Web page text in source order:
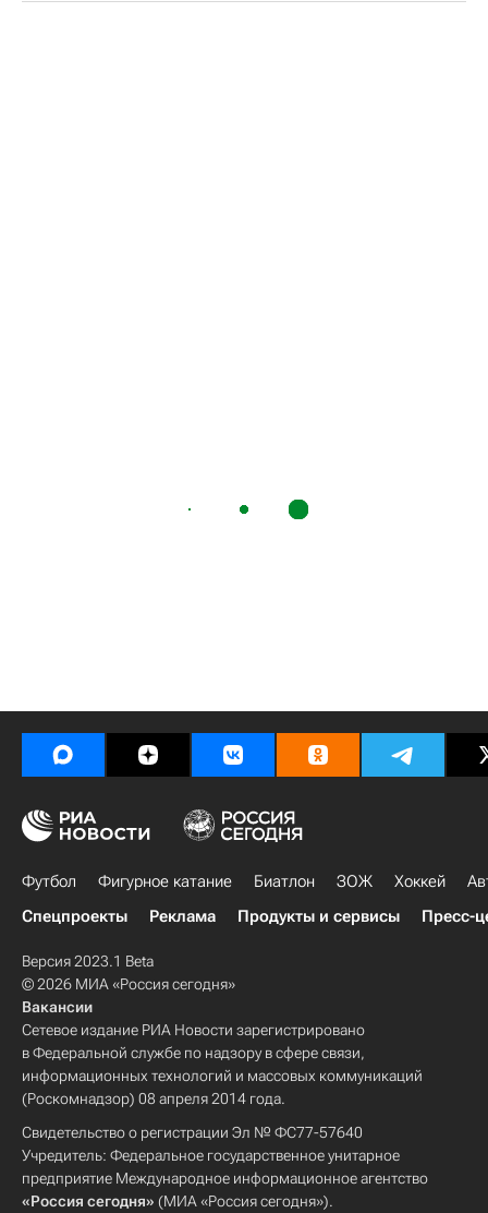
Футбол Фигурное катание Биатлон ЗОЖ Хоккей
Спецпроекты
Реклама Продукты и сервисы Пресс-
Версия 2023.1 Beta
© 2026 МИА «Россия сегодня»
Вакансии
Сетевое издание РИА Новости зарегистрировано
в Федеральной службе по надзору в сфере связи,
информационных технологий и массовых коммуникаций
(Роскомнадзор) 08 апреля 2014 года.
Свидетельство о регистрации Эл № ФС77-57640
Учредитель: Федеральное государственное унитарное
предприятие Международное информационное агентство
«Россия сегодня» (МИА «Россия сегодня»).